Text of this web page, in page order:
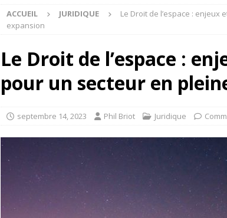
ACCUEIL JURIDIQUE
Le Droit de l’espace :
expansion
Le Droit de l’espace :
pour un secteur en
septembre 14, 2023 Phil Briot Juridique